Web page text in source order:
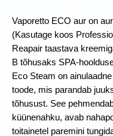
Vaporetto ECO aur on
(Kasutage koos
Reapair taastava
B tõhusaks SPA-
Eco Steam on
toode, mis parandab
tõhusust. See
küünenahku, avab
toitainetel paremini